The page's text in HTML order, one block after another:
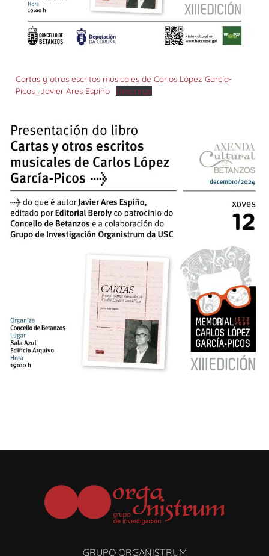
Cartas y otros escritos musicales de Carlos López García-
Picos_Javier Ares Espiño
Descarga
GRUPO ORGANISTRUM